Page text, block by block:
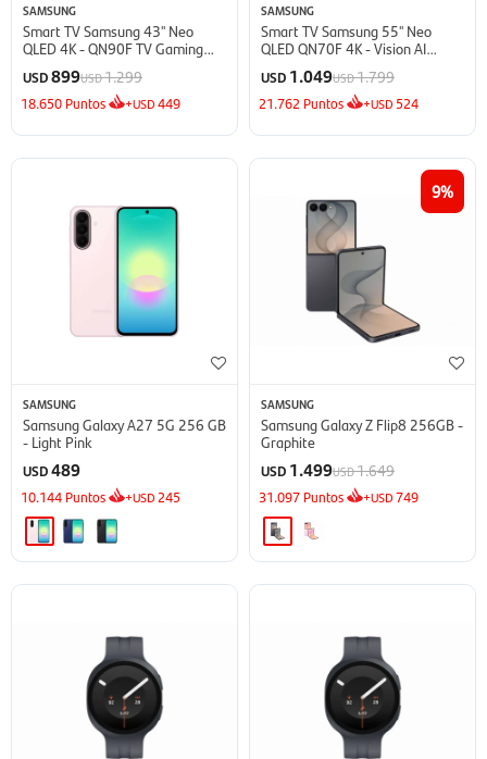
SAMSUNG
Smart TV Samsung 43'' Neo
QLED 4K - QN90F TV Gaming
USD899USD1.299
18.650 Puntos +USD449
SAMSUNG
Smart TV Samsung 55'' Neo
QLED QN70F 4K - Vision AI
USD 1.049USD1.799
21.762 Puntos +USD 524
SAMSUNG
Samsung Galaxy A27 5G 256 GB
- Light Pink
USD489
10.144 Puntos +USD 245
9
SAMSUNG
Samsung Galaxy Z Flip8 256GB -
Graphite
USD 1.499USD1.649
31.097 Puntos +USD749